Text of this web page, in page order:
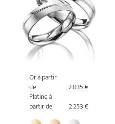
Or à partir
de
2 035 €
Platine à
partir de
2 253 €